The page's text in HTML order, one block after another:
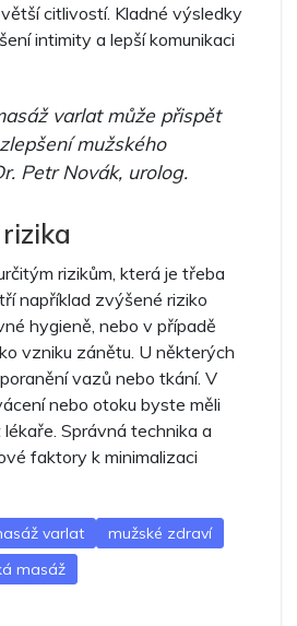
citlivostí. Kladné výsledky
intimity a lepší komunikaci
varlat může přispět
mužského
Petr Novák, urolog.
rizikům, která je třeba
například zvýšené riziko
hygieně, nebo v případě
vzniku zánětu. U některých
vazů nebo tkání. V
nebo otoku byste měli
Správná technika a
faktory k minimalizaci
varlat
mužské zdraví
masáž